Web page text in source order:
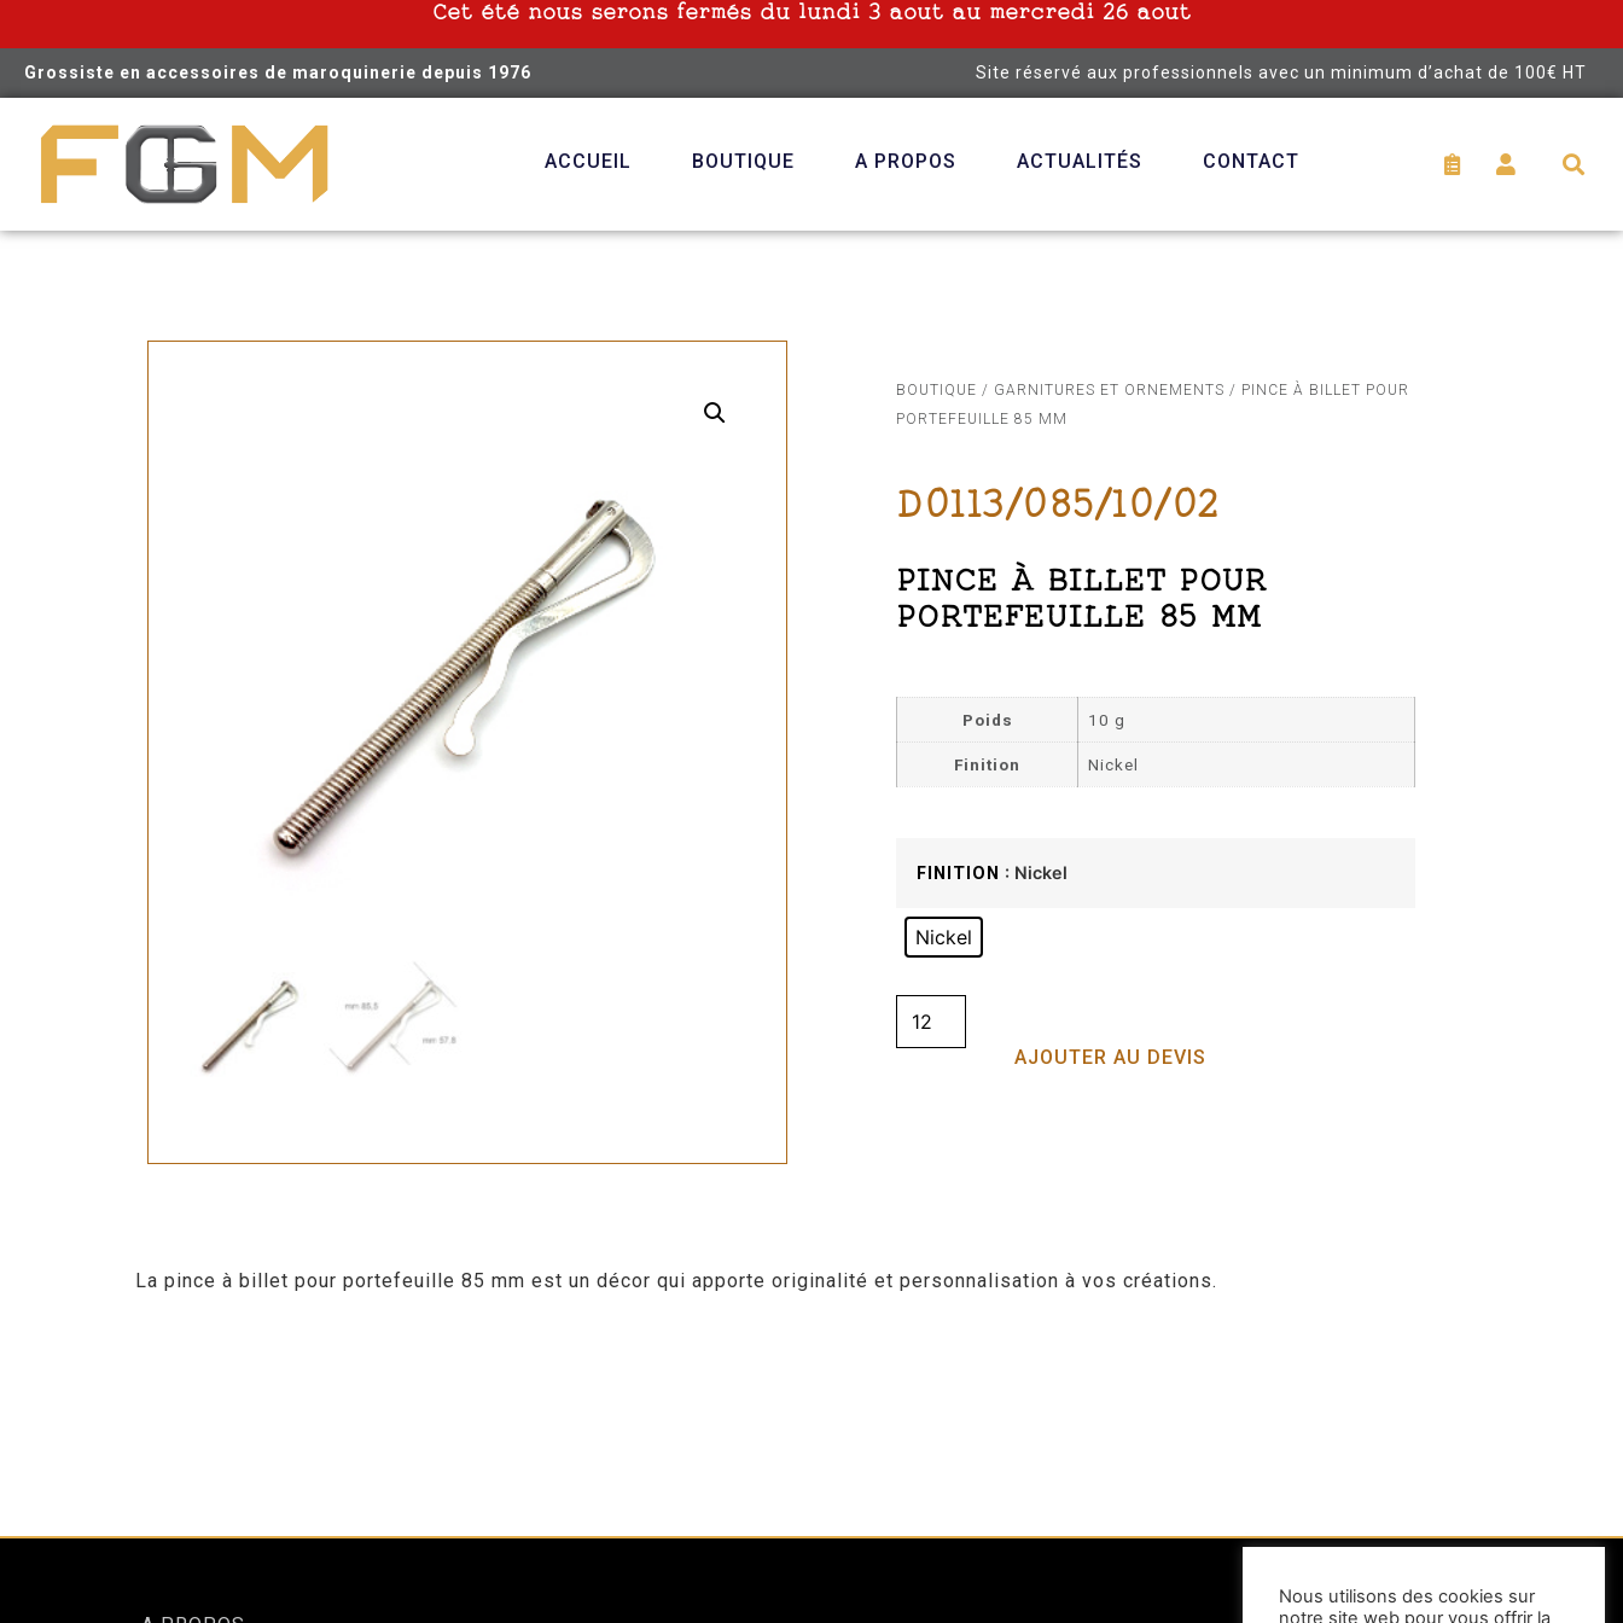
Cet été nous serons fermés du lundi 3 aout au mercredi 26 aout
Grossiste en accessoires de maroquinerie depuis 1976 Site réservé aux professionnels avec un minimum d’achat de 100€ HT
ACCUEIL BOUTIQUE A PROPOS ACTUALITÉS CONTACT
BOUTIQUE / GARNITURES ET ORNEMENTS / PINCE À BILLET POUR
PORTEFEUILLE 85 MM
D0113/085/10/02
PINCE À BILLET POUR
PORTEFEUILLE 85 MM
Poids 10 g
Finition Nickel
FINITION : Nickel
Nickel
AJOUTER AU DEVIS
La pince à billet pour portefeuille 85 mm est un décor qui apporte originalité et personnalisation à vos créations.
Nous utilisons des cookies sur
notre site web pour vous offrir la